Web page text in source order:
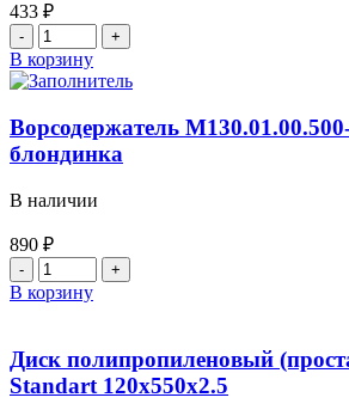
433 ₽
Количество
товара
Кольцо
Ф-120
В корзину
Ворсодержатель
блондинка
В наличии
890 ₽
Количество
товара
Ворсодержатель
01
(900мм)
блондинка
В корзину
Диск полипропиленовый
Standart 120х550х2.5